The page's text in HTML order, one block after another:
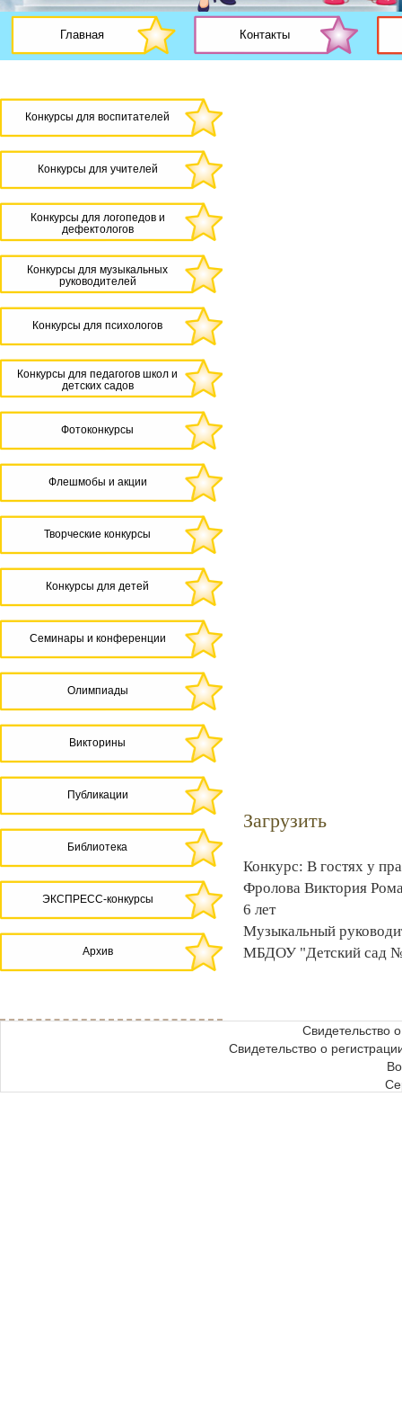
Главная Контакты
Конкурсы для воспитателей
Конкурсы для учителей
Конкурсы для логопедов и
дефектологов
Конкурсы для музыкальных
руководителей
Конкурсы для психологов
Конкурсы для педагогов школ и
детских садов
Фотоконкурсы
Флешмобы и акции
Творческие конкурсы
Конкурсы для детей
Семинары и конференции
Олимпиады
Викторины
Публикации
Библиотека
ЭКСПРЕСС-конкурсы
Архив
Загрузить
Конкурс: В гостях у
Фролова Виктория
6 лет
Музыкальный
МБДОУ "Детский сад
Свидетельство
Свидетельство о